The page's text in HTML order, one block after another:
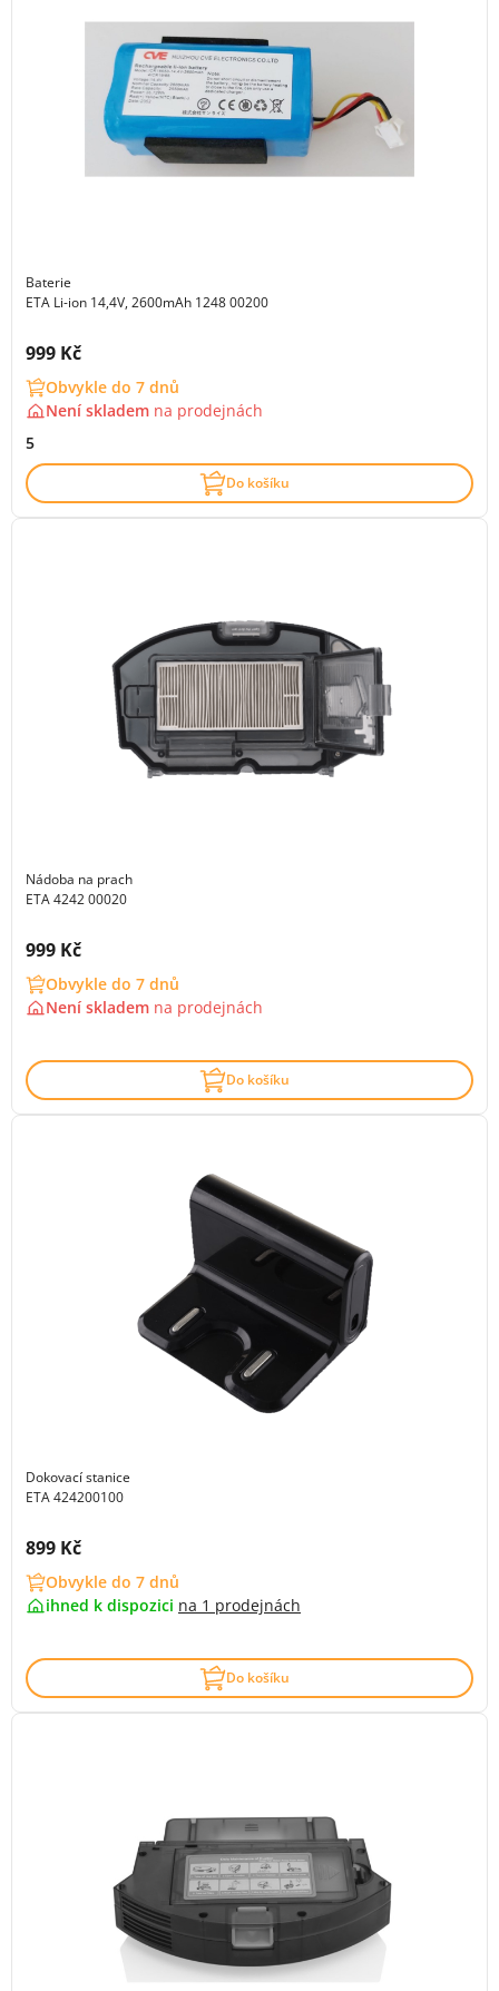
Baterie
ETA Li-ion 14,4V, 2600mAh 1248 00200
Cena s DPH:
999 Kč
Obvykle do 7 dnů
Není skladem na prodejnách
5
Do košíku
Nádoba na prach
ETA 4242 00020
Cena s DPH:
999 Kč
Obvykle do 7 dnů
Není skladem na prodejnách
Do košíku
Dokovací stanice
ETA 424200100
Cena s DPH:
899 Kč
Obvykle do 7 dnů
ihned k dispozici na 1 prodejnách
Do košíku